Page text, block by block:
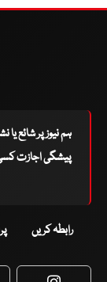
ہم نیوز پر شائع یا
پیشگی اجازت
رابطہ کریں